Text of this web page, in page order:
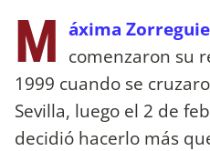
M áxima
comenzaron su
1999 cuando se
Sevilla, luego el 2 de
decidió hacerlo más